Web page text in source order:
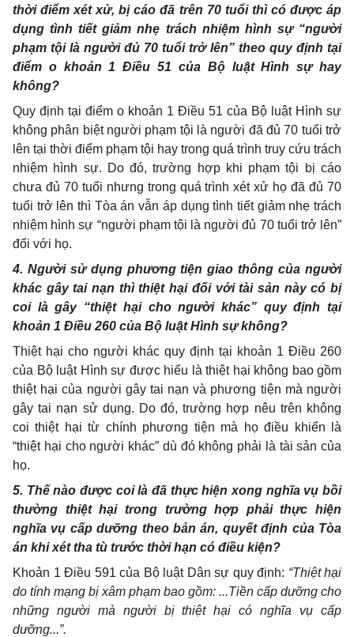
thời điểm xét xử, bị cáo đã trên 70 tuổi thì có được áp
dụng tình tiết giảm nhẹ trách nhiệm hình sự “người
phạm tội là người đủ 70 tuổi trở lên” theo quy định tại
điểm o khoản 1 Điều 51 của Bộ luật Hình sự hay
không?
Quy định tại điểm o khoản 1 Điều 51 của Bộ luật Hình sự
không phân biệt người phạm tội là người đã đủ 70 tuổi trở
lên tại thời điểm phạm tội hay trong quá trình truy cứu trách
nhiệm hình sự. Do đó, trường hợp khi phạm tội bị cáo
chưa đủ 70 tuổi nhưng trong quá trình xét xử họ đã đủ 70
tuổi trở lên thì Tòa án vẫn áp dụng tình tiết giảm nhẹ trách
nhiệm hình sự “người phạm tội là người đủ 70 tuổi trở lên”
đối với họ.
4. Người sử dụng phương tiện giao thông của người
khác gây tai nạn thì thiệt hại đối với tài sản này có bị
coi là gây “thiệt hại cho người khác” quy định tại
khoản 1 Điều 260 của Bộ luật Hình sự không?
Thiệt hại cho người khác quy định tại khoản 1 Điều 260
của Bộ luật Hình sự được hiểu là thiệt hại không bao gồm
thiệt hại của người gây tai nạn và phương tiện mà người
gây tai nạn sử dụng. Do đó, trường hợp nêu trên không
coi thiệt hại từ chính phương tiện mà họ điều khiển là
“thiệt hại cho người khác” dù đó không phải là tài sản của
họ.
5. Thế nào được coi là đã thực hiện xong nghĩa vụ bồi
thường thiệt hại trong trường hợp phải thực hiện
nghĩa vụ cấp dưỡng theo bản án, quyết định của Tòa
án khi xét tha tù trước thời hạn có điều kiện?
Khoản 1 Điều 591 của Bộ luật Dân sự quy định: “Thiệt hại
do tính mạng bị xâm phạm bao gồm: ...Tiền cấp dưỡng cho
những người mà người bị thiệt hại có nghĩa vụ cấp
dưỡng...”.